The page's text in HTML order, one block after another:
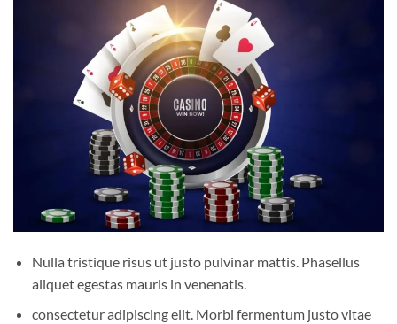
Nulla tristique risus ut justo pulvinar mattis. Phasellus
aliquet egestas mauris in venenatis.
consectetur adipiscing elit. Morbi fermentum justo vitae